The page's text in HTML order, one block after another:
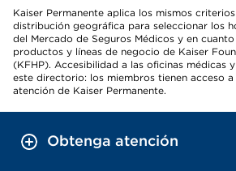
Kaiser Permanente aplica los mismos
distribución geográfica para seleccionar los
del Mercado de Seguros Médicos y en
productos y líneas de negocio de Kaiser
(KFHP). Accesibilidad a las oficinas médicas
este directorio: los miembros tienen acceso
atención de Kaiser Permanente.
Obtenga atención